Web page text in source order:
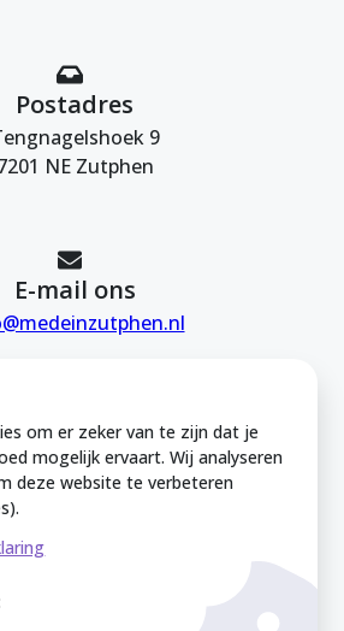
om er zeker van te zijn dat je
mogelijk ervaart. Wij analyseren
deze website te verbeteren
Postadres
9
NE Zutphen
E-mail ons
is onderdeel van de
Uitdaging. KVK Zutphense
08212926